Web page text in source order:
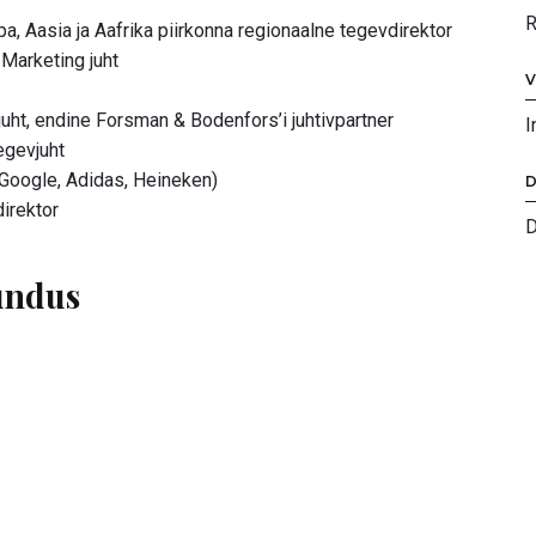
Aasia ja Aafrika piirkonna regionaalne tegevdirektor
juht
endine Forsman & Bodenfors’i juhtivpartner
Adidas, Heineken)